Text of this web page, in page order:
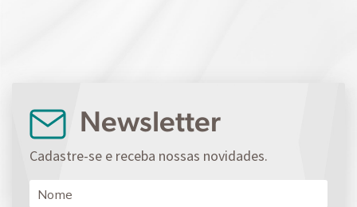
Newsletter
Cadastre-se e receba nossas novidades.